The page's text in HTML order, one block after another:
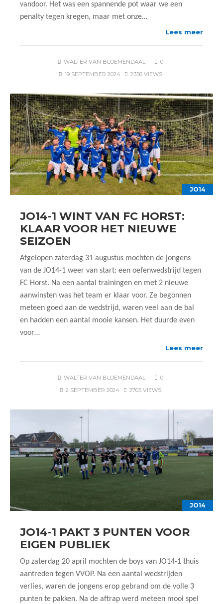
vandoor. Het was een spannende pot waar we een
penalty tegen kregen, maar met onze…
Lees meer
WALTER VAN BLOEMENDAAL
0
19 SEPTEMBER 2024
2356 VIEWS
JO14
JO14-1 WINT VAN FC HORST:
KLAAR VOOR HET NIEUWE
SEIZOEN
Afgelopen zaterdag 31 augustus mochten de jongens
van de JO14-1 weer van start: een oefenwedstrijd tegen
FC Horst. Na een aantal trainingen en met 2 nieuwe
aanwinsten was het team er klaar voor. Ze begonnen
meteen goed aan de wedstrijd, waren veel aan de bal
en hadden een aantal mooie kansen. Het duurde even
voor…
Lees meer
WALTER VAN BLOEMENDAAL
0
2 SEPTEMBER 2024
2705 VIEWS
JO14
JO14-1 PAKT 3 PUNTEN VOOR
EIGEN PUBLIEK
Op zaterdag 20 april mochten de boys van JO14-1 thuis
aantreden tegen VVOP. Na een aantal wedstrijden
verlies, waren de jongens erop gebrand om de volle 3
punten te pakken. Na de aftrap werd meteen mooi spel